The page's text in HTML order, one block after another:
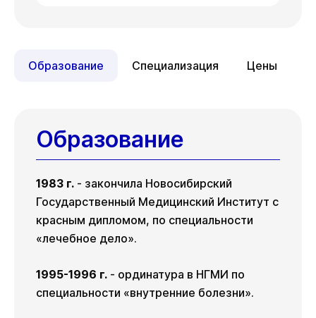
21 авг
09 авг 10 авг 11 авг
Пн
17 авг
Вт
18 авг
Ср
19 авг
21 авг
Образование Специализация Цены
Образование
1983 г. - закончила Новосибирский
Государственный Медицинский Институт с
красным дипломом, по специальности
«лечебное дело».
1995-1996 г. - ординатура в НГМИ по
специальности «внутренние болезни».